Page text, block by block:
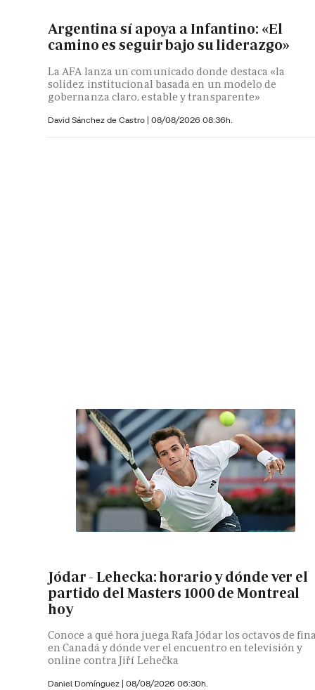
Argentina sí apoya a Infantino: «El
camino es seguir bajo su liderazgo»
La AFA lanza un comunicado donde destaca «la
solidez institucional basada en un modelo de
gobernanza claro, estable y transparente»
David Sánchez de Castro | 08/08/2026 08:36h.
Jódar - Lehecka: horario y dónde ver el
partido del Masters 1000 de Montreal
hoy
Conoce a qué hora juega Rafa Jódar los octavos de
en Canadá y dónde ver el encuentro en televisión y
online contra Jiří Lehečka
Daniel Domínguez | 08/08/2026 06:30h.